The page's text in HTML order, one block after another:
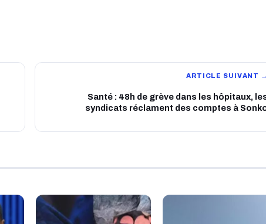
ARTICLE SUIVANT
Santé : 48h de grève dans les hôpitaux,
syndicats réclament des comptes à